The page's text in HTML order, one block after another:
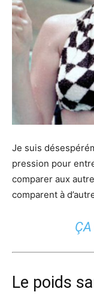
Je suis
pression pour
comparer aux
comparent à
Le poids